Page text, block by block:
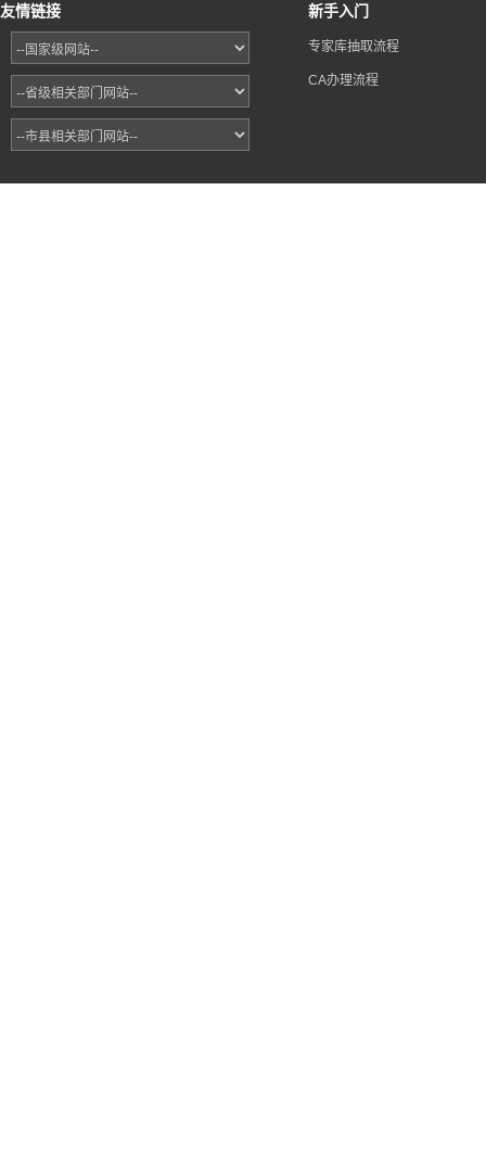
友情链接 新手入门
专家库抽取流程
CA办理流程